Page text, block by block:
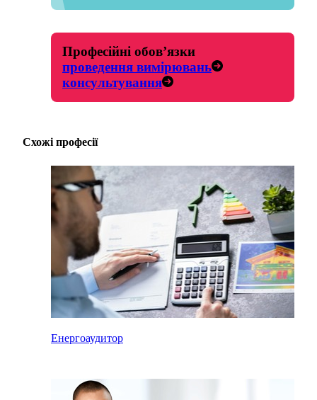
Професійні обов’язки
проведення вимірювань
консультування
Схожі професії
Енергоаудитор